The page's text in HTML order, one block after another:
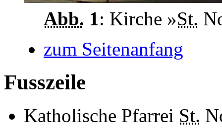
Abb. 1: Kirche »St.
zum Seitenanfang
Fusszeile
Katholische Pfarrei St.